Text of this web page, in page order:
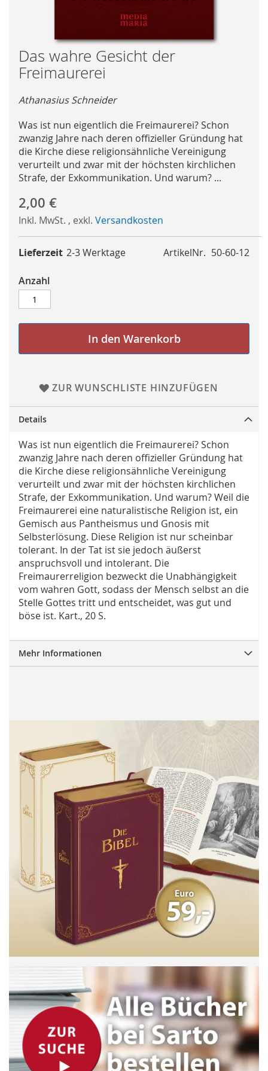
Skip
to
the
of
images
gallery
Das wahre Gesicht der
Freimaurerei
Athanasius Schneider
Was ist nun eigentlich die Freimaurerei? Schon
zwanzig Jahre nach deren offizieller Gründung hat
die Kirche diese religionsähnliche Vereinigung
verurteilt und zwar mit der höchsten kirchlichen
Strafe, der Exkommunikation. Und warum? ...
2,00 €
Inkl. MwSt. , exkl. Versandkosten
ArtikelNr. 50-60-12
Lieferzeit 2-3 Werktage
Anzahl
In den Warenkorb
ZUR WUNSCHLISTE HINZUFÜGEN
Details
Was ist nun eigentlich die Freimaurerei? Schon
zwanzig Jahre nach deren offizieller Gründung hat
die Kirche diese religionsähnliche Vereinigung
verurteilt und zwar mit der höchsten kirchlichen
Strafe, der Exkommunikation. Und warum? Weil die
Freimaurerei eine naturalistische Religion ist, ein
Gemisch aus Pantheismus und Gnosis mit
Selbsterlösung. Diese Religion ist nur scheinbar
tolerant. In der Tat ist sie jedoch äußerst
anspruchsvoll und intolerant. Die
Freimaurerreligion bezweckt die Unabhängigkeit
vom wahren Gott, sodass der Mensch selbst an die
Stelle Gottes tritt und entscheidet, was gut und
böse ist. Kart., 20 S.
Mehr Informationen